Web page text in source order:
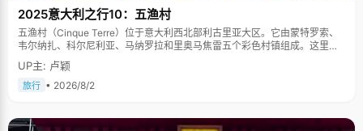
2025意大利之行10：五渔村
五渔村（Cinque Terre）位于意大利西北部利古里亚大区。它由蒙特罗索、
韦尔纳扎、科尔尼利亚、马纳罗拉和里奥马焦雷五个彩色村镇组成。这里依
山傍海，房屋色彩斑斓，1997年被列为世界文化遗产。
UP主: 卢颖
旅行 • 2026/8/2